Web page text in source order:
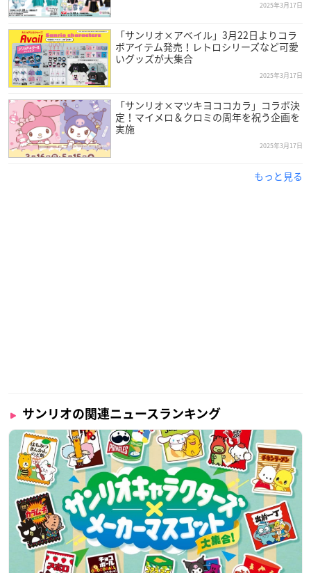
2025年3月17日
「サンリオ×アベイル」3月22日よりコラ
ボアイテム発売！レトロシリーズなど可愛
いグッズが大集合
2025年3月17日
「サンリオ×マツキヨココカラ」コラボ決
定！マイメロ＆クロミの周年を祝う企画を
実施
2025年3月17日
もっと見る
サンリオの関連ニュースランキング